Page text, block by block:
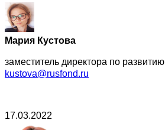
Мария Кустова
заместитель директора по развитию
kustova@rusfond.ru
17.03.2022